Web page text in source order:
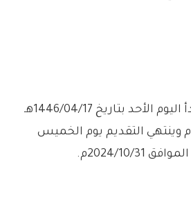
– التقديم مُتاح الآن بدأ اليوم الأحد بتاريخ 1446/04/17هـ
الموافق 2024/10/20م وينتهي التقديم يوم الخميس